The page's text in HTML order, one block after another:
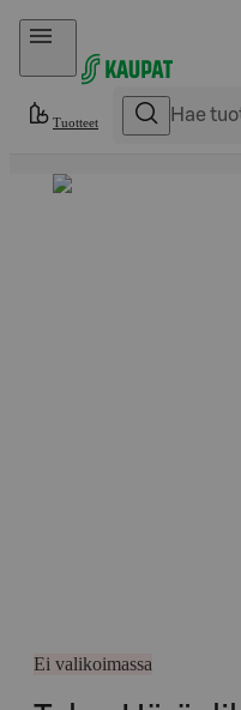
Hyppää sisältöön
Tuotteet
Ei valikoimassa